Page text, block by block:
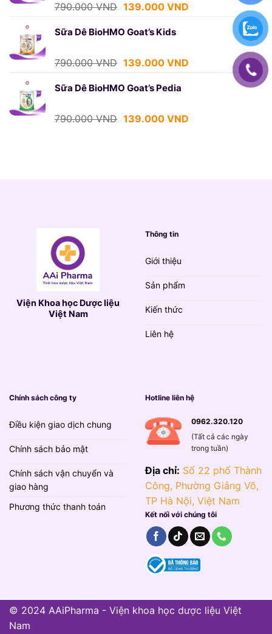
790.000VND Giá
là:
139.000 VNDGiá
139.000 VND.
Sữa Dê BioHMO Goat’s Kids
790.000VND Giá
là:
139.000 VNDGiá
Sữa Dê BioHMO Goat’s Pedia
790.000VND Giá
139.000 VNDGiá
Viện Khoa học Dược liệu
Việt Nam
Thông tin
Giới thiệu
Sản phẩm
Kiến thức
Liên hệ
Chính sách công ty
Điều kiện giao dịch chung
Chính sách bảo mật
Chính sách vận chuyển và
giao hàng
Phương thức thanh toán
Hotline liên hệ
0962.320.120
(Tất cả các ngày
trong tuần)
Địa chỉ: Số 22 phố Thành
Công, Phường Giảng Võ,
TP Hà Nội, Việt Nam
Kết nối với chúng tôi
© 2024 AAiPharma - Viện khoa học dược liệu Việt
Nam